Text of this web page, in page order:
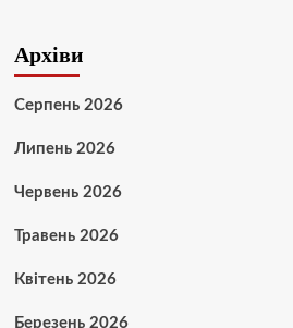
Архіви
Серпень 2026
Липень 2026
Червень 2026
Травень 2026
Квітень 2026
Березень 2026